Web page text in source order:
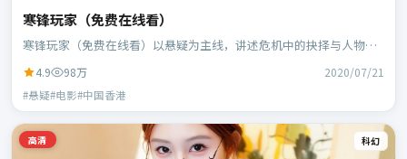
寒锋玩家（免费在线看）
寒锋玩家（免费在线看）以悬疑为主线，讲述危机中的抉择与人物成
4.9 98万 2020/07/21
#悬疑#电影#中国香港
高清 科幻